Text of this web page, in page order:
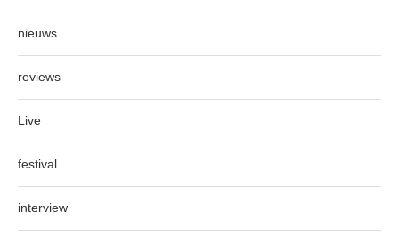
nieuws
reviews
Live
festival
interview